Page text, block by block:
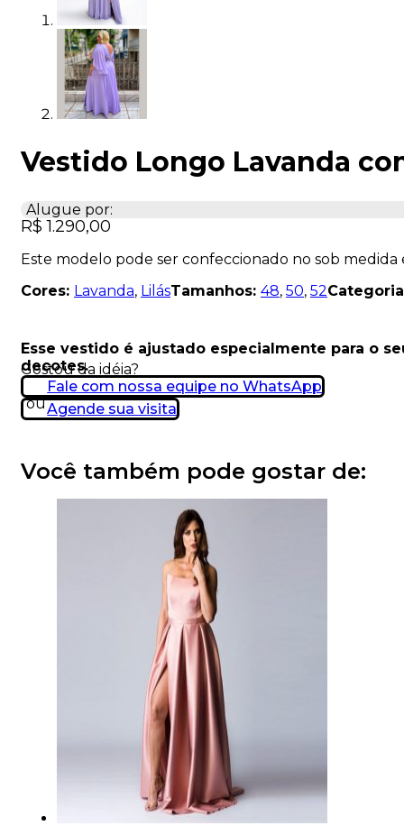
Vestido Longo Lavanda
Alugue por:
R$ 1.290,00
Este modelo pode ser confeccionado no sob
Cores: Lavanda, LilásTamanhos: 48, 50, 52
Esse vestido é ajustado especialmente para o
decotes.
Gostou da idéia?
Fale com nossa equipe no WhatsApp
ouAgende sua visita
Você também pode gostar de: